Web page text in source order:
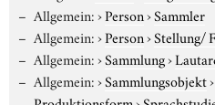
Allgemein:›Person›Sammler
Allgemein:›Person›Stellung/
Allgemein:›Sammlung›
Allgemein:›Sammlungsobjekt›